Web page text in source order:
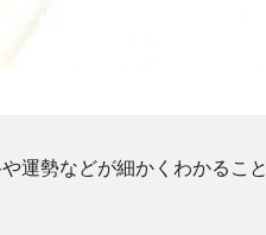
運勢などが細かくわかること